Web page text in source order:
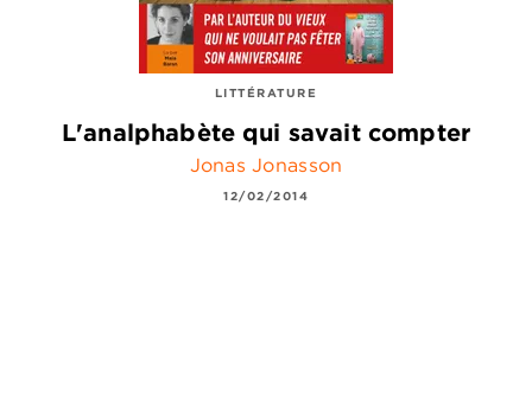
LITTÉRATURE
L'analphabète qui savait compter
Jonas Jonasson
12/02/2014